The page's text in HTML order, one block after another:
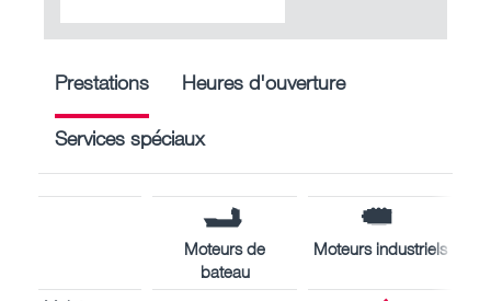
Prestations Heures d'ouverture
Services spéciaux
Moteurs de
bateau
Moteurs industriels